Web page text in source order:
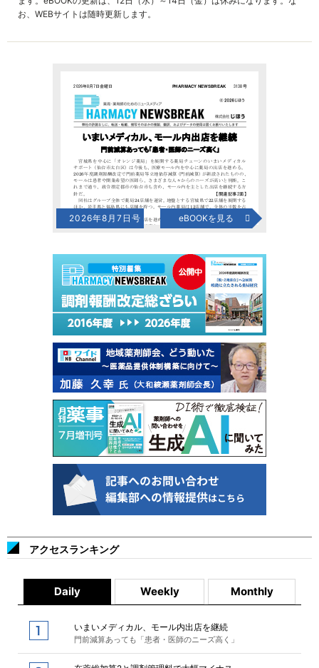
お、WEBサイトは随時更新します。
2026年8月7日号 eBOOKを見る
アクセスランキング
Daily Weekly Monthly
いまいメディカル、モール内出店を継続
門前減算あっても「患者・医師のニーズ高く」